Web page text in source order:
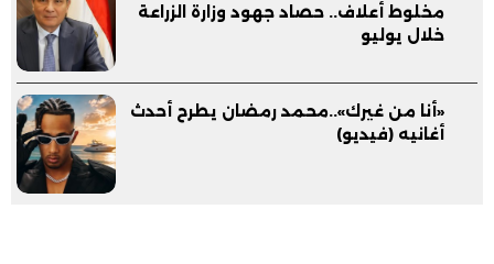
مخلوط أعلاف.. حصاد جهود وزارة الزراعة
خلال يوليو
«أنا من غيرك»..محمد رمضان يطرح أحدث
أغانيه (فيديو)